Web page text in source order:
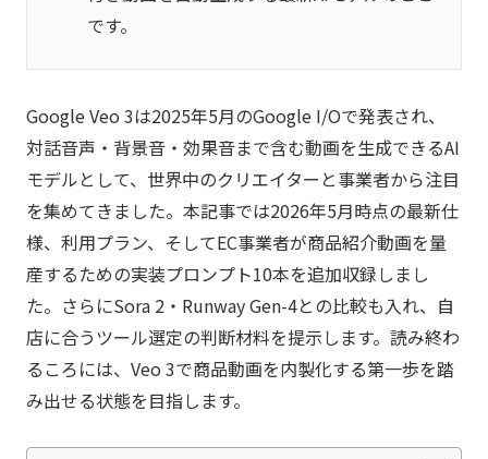
です。
Google Veo 3は2025年5月のGoogle I/Oで発表され、
対話音声・背景音・効果音まで含む動画を生成できるAI
モデルとして、世界中のクリエイターと事業者から注目
を集めてきました。本記事では2026年5月時点の最新仕
様、利用プラン、そしてEC事業者が商品紹介動画を量
産するための実装プロンプト10本を追加収録しまし
た。さらにSora 2・Runway Gen-4との比較も入れ、自
店に合うツール選定の判断材料を提示します。読み終わ
るころには、Veo 3で商品動画を内製化する第一歩を踏
み出せる状態を目指します。